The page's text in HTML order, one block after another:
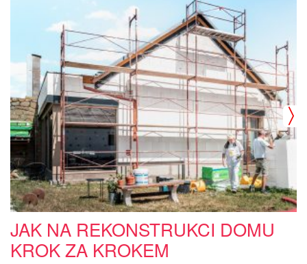
JAK NA REKONSTRUKCI DOMU
KROK ZA KROKEM